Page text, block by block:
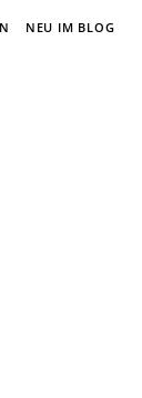
NEU IM BLOG